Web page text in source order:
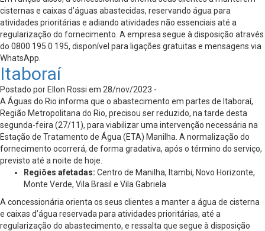
cisternas e caixas d’águas abastecidas, reservando água para
atividades prioritárias e adiando atividades não essenciais até a
regularização do fornecimento. A empresa segue à disposição através
do 0800 195 0 195, disponível para ligações gratuitas e mensagens via
WhatsApp.
Itaboraí
Postado por Ellon Rossi em 28/nov/2023 -
A Águas do Rio informa que o abastecimento em partes de Itaboraí,
Região Metropolitana do Rio, precisou ser reduzido, na tarde desta
segunda-feira (27/11), para viabilizar uma intervenção necessária na
Estação de Tratamento de Água (ETA) Manilha. A normalização do
fornecimento ocorrerá, de forma gradativa, após o término do serviço,
previsto até a noite de hoje.
Regiões afetadas: Centro de Manilha, Itambi, Novo Horizonte,
Monte Verde, Vila Brasil e Vila Gabriela
A concessionária orienta os seus clientes a manter a água de cisterna
e caixas d’água reservada para atividades prioritárias, até a
regularização do abastecimento, e ressalta que segue à disposição